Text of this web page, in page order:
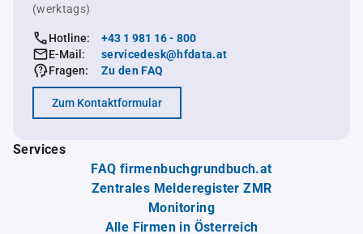
(werktags)
Hotline:
+43 1 981 16 - 800
E-Mail:
servicedesk@hfdata.at
Fragen:
Zu den FAQ
Zum Kontaktformular
Services
FAQ firmenbuchgrundbuch.at
Zentrales Melderegister ZMR
Monitoring
Alle Firmen in Österreich